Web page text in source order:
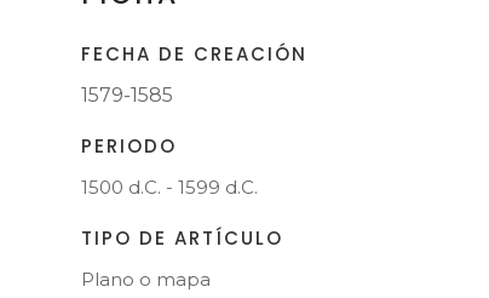
FECHA DE CREACIÓN
1579-1585
PERIODO
1500 d.C. - 1599 d.C.
TIPO DE ARTÍCULO
Plano o mapa